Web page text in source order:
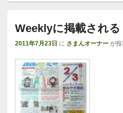
Weeklyに掲載される
2011年7月23日 に さまんオーナー が投